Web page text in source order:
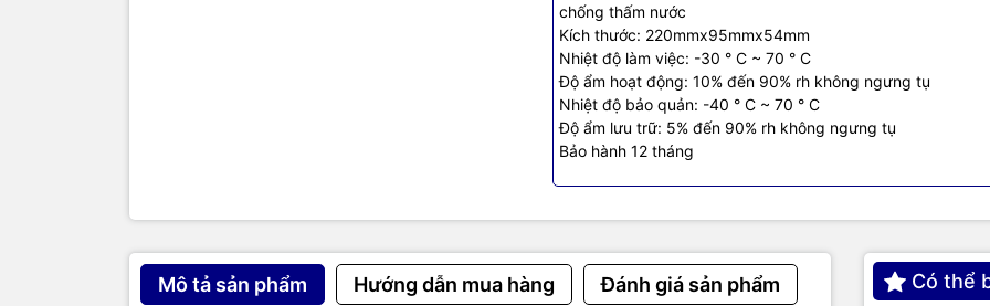
chống thấm nước
Kích thước: 220mmx95mmx54mm
Nhiệt độ làm việc: -30 ° C ~ 70 ° C
Độ ẩm hoạt động: 10% đến 90% rh không ngưng tụ
Nhiệt độ bảo quản: -40 ° C ~ 70 ° C
Độ ẩm lưu trữ: 5% đến 90% rh không ngưng tụ
Bảo hành 12 tháng
Mô tả sản phẩm Hướng dẫn mua hàng Đánh giá sản phẩm Có thể
Lưu ý: Khẩu chuyển POE đi theo thiết bị chỉ cấp POE cho mercury 201, không
cấp POE cho camera và các thiết bị khác